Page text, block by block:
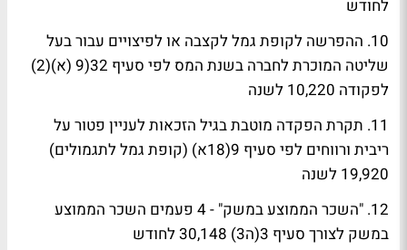
לחודש
10. ההפרשה לקופת גמל לקצבה או לפיצויים עבור בעל
שליטה המוכרת לחברה בשנת המס לפי סעיף 32(9 (א)(2)
לפקודה 10,220 לשנה
11. תקרת הפקדה מוטבת בגיל הזכאות לעניין פטור על
ריבית ורווחים לפי סעיף 9(18א) (קופת גמל לתגמולים)
19,920 לשנה
12. "השכר הממוצע במשק" - 4 פעמים השכר הממוצע
במשק לצורך סעיף 3(ה3) 30,148 לחודש